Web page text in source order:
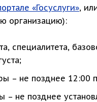
«Госуслуги»,
организацию):
специалитета,
– не позднее 12:00
– не позднее